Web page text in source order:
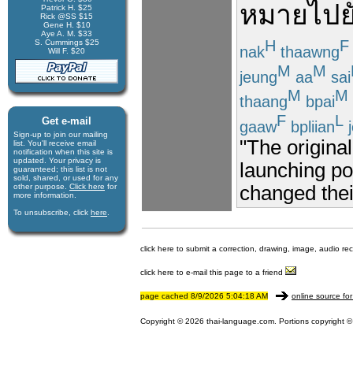
Patrick H. $25
Rick @SS $15
Gene H. $10
Aye A. M. $33
S. Cummings $25
Will F. $20
Get e-mail
Sign-up to join our mail­ing
list. You'll receive e­mail
notification when this site is
updated. Your privacy is
guaran­teed; this list is not
sold, shared, or used for any
other purpose. Click here for
more infor­mation.
To unsubscribe, click here
หมายไป
nakH thaawngF
jeungM aaM sai
thaangM bpaiM
gaawF bpliianL
"The
launching
changed
click here to submit a correction, drawing, image, audio
click here to e-mail this page to a friend
page cached 8/9/2026 5:04:18 AM online source
Copyright © 2026 thai-language.com. Portions copyright